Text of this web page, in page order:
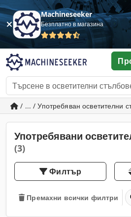
Machineseeker
Безплатно в магазина
/ ... / Употребяван осветителни
Употребявани
(3)
Филтър
Премахни всички филтри